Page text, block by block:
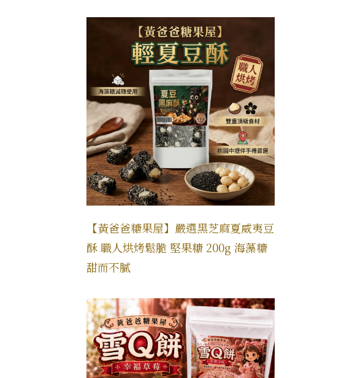
【黃爸爸糖果屋】嚴選黑芝麻夏威夷豆
酥 職人烘烤鬆脆 堅果糖 200g 海藻糖
甜而不膩